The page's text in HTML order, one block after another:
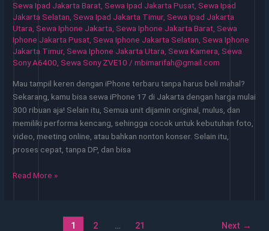
Aktivitas
Harian
Sewa Ipad Jakarta Barat, Sewa Ipad Jakarta Pusat, Sewa Ipad
Jakarta Selatan, Sewa Ipad Jakarta Timur, Sewa Ipad Jakarta
Utara, Sewa Iphone Jakarta, Sewa Iphone Jakarta Barat, Sewa
Iphone Jakarta Pusat, Sewa Iphone Jakarta Selatan, Sewa Iphone
Jakarta Timur, Sewa Iphone Jakarta Utara, Sewa Kamera, Sewa
Sony A6400, Sewa Sony ZVE10 /mbimarifah@gmail.com
Mau tampil keren dengan iPhone terbaru tanpa harus beli mahal?
Sekarang, kamu bisa sewa iPhone 17 di Jakarta dengan harga mulai
300 ribuan aja! Selain itu, Semua unit dijamin original, mulus, dan
memiliki performa kencang, sehingga cocok untuk kebutuhan foto,
video, meeting online, atau bahkan nonton konser. Selain itu,
proses cepat, tanpa DP, dan bisa
Sewa
Read More »
1 2 … 21 Next →